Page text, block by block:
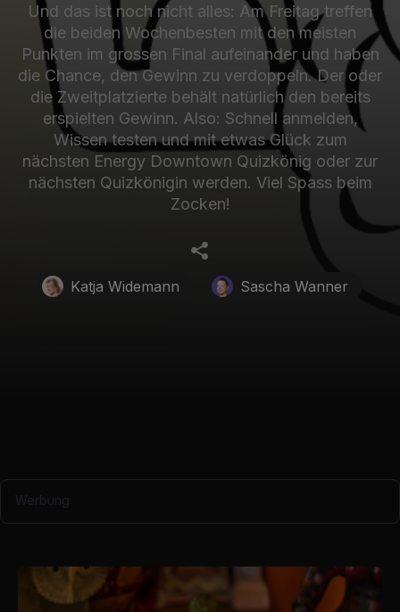
Und das ist noch nicht alles: Am Freitag treffen
die beiden Wochenbesten mit den meisten
Punkten im grossen Final aufeinander und haben
die Chance, den Gewinn zu verdoppeln. Der oder
die Zweitplatzierte behält natürlich den bereits
erspielten Gewinn. Also: Schnell anmelden,
Wissen testen und mit etwas Glück zum
nächsten Energy Downtown Quizkönig oder zur
nächsten Quizkönigin werden. Viel Spass beim
Zocken!
Katja Widemann Sascha Wanner
Werbung